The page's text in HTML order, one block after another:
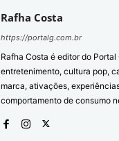
Rafha Costa
https://portalg.com.br
Rafha Costa é editor do Portal
entretenimento, cultura pop,
marca, ativações,
comportamento de consumo